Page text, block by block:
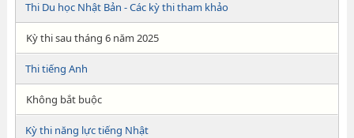
Thi Du học Nhật Bản - Các kỳ thi tham khảo
Kỳ thi sau tháng 6 năm 2025
Thi tiếng Anh
Không bắt buộc
Kỳ thi năng lực tiếng Nhật